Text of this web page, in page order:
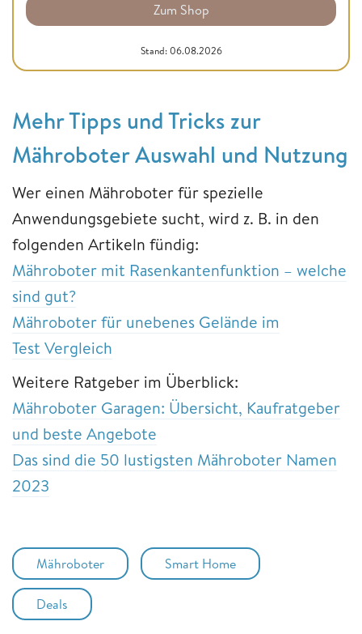
Zum Shop
Stand: 06.08.2026
Mehr Tipps und Tricks zur
Mähroboter Auswahl und Nutzung
Wer einen Mähroboter für spezielle
Anwendungsgebiete sucht, wird z. B. in den
folgenden Artikeln fündig:
Mähroboter mit Rasenkantenfunktion – welche
sind gut?
Mähroboter für unebenes Gelände im
Test Vergleich
Weitere Ratgeber im Überblick:
Mähroboter Garagen: Übersicht, Kaufratgeber
und beste Angebote
Das sind die 50 lustigsten Mähroboter Namen
2023
Mähroboter Smart Home
Deals